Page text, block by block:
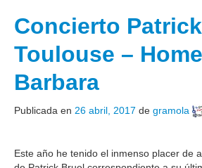
Concierto
Toulouse –
Barbara
Publicada en 26 abril, 2017 de gramola
Este año he tenido el inmenso placer de